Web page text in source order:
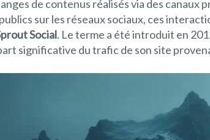
de contenus réalisés via des canaux
sur les réseaux sociaux, ces
Social. Le terme a été introduit en
significative du trafic de son site